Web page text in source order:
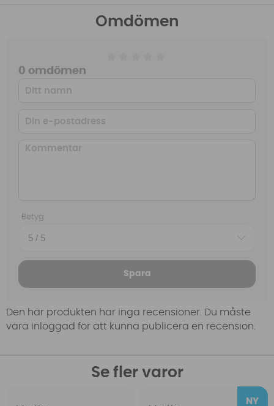
Omdömen
0 omdömen
Betyg
Spara
Den här produkten har inga recensioner. Du måste
vara inloggad för att kunna publicera en recension.
Se fler varor